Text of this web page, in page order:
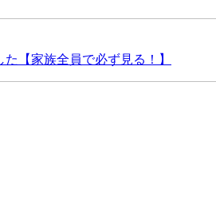
【家族全員で必ず見る！】